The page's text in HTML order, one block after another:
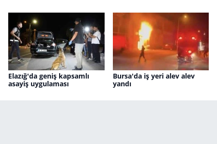
Elazığ'da geniş kapsamlı
asayiş uygulaması
Bursa'da iş yeri alev alev
yandı